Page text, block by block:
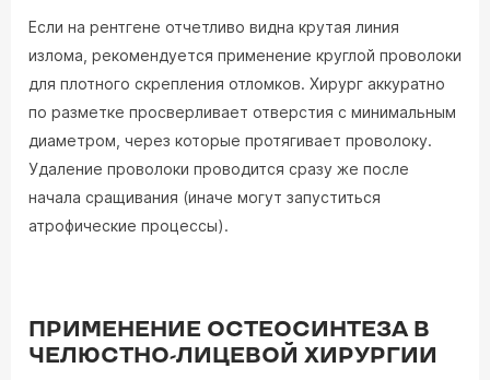
Если на рентгене отчетливо видна крутая линия
излома, рекомендуется применение круглой проволоки
для плотного скрепления отломков. Хирург аккуратно
по разметке просверливает отверстия с минимальным
диаметром, через которые протягивает проволоку.
Удаление проволоки проводится сразу же после
начала сращивания (иначе могут запуститься
атрофические процессы).
ПРИМЕНЕНИЕ ОСТЕОСИНТЕЗА В
ЧЕЛЮСТНО-ЛИЦЕВОЙ ХИРУРГИИ